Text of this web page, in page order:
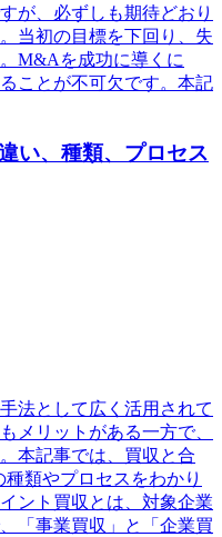
が、必ずしも期待どおり
当初の目標を下回り、失
M&Aを成功に導くに
ことが不可欠です。本記
い、種類、プロセス
法として広く活用されて
メリットがある一方で、
本記事では、買収と合
類やプロセスをわかり
ント買収とは、対象企業
「事業買収」と「企業買